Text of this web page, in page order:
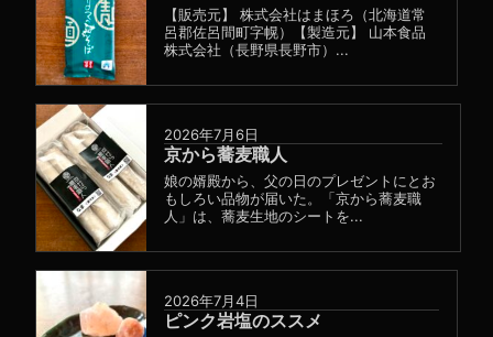
【販売元】 株式会社はまほろ（北海道常
呂郡佐呂間町字幌）【製造元】 山本食品
株式会社（長野県長野市）...
2026年7月6日
京から蕎麦職人
娘の婿殿から、父の日のプレゼントにとお
もしろい品物が届いた。「京から蕎麦職
人」は、蕎麦生地のシートを...
2026年7月4日
ピンク岩塩のススメ